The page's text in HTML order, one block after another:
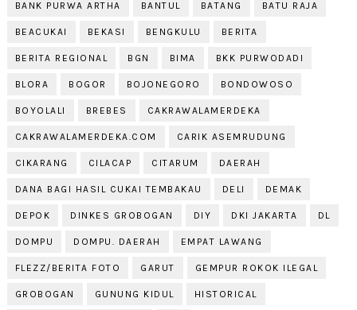
BANK PURWA ARTHA BANTUL BATANG BATU RAJA
BEACUKAI BEKASI BENGKULU BERITA
BERITA REGIONAL BGN BIMA BKK PURWODADI
BLORA BOGOR BOJONEGORO BONDOWOSO
BOYOLALI BREBES CAKRAWALAMERDEKA
CAKRAWALAMERDEKA.COM CARIK ASEMRUDUNG
CIKARANG CILACAP CITARUM DAERAH
DANA BAGI HASIL CUKAI TEMBAKAU DELI DEMAK
DEPOK DINKES GROBOGAN DIY DKI JAKARTA DL
DOMPU DOMPU. DAERAH EMPAT LAWANG
FLEZZ/BERITA FOTO GARUT GEMPUR ROKOK ILEGAL
GROBOGAN GUNUNG KIDUL HISTORICAL